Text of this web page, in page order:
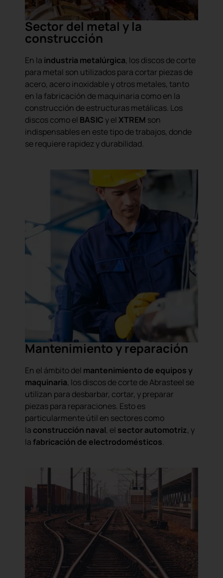
Sector del metal y la
construcción
En la industria metalúrgica, los discos de corte
para metal son utilizados para cortar piezas de
acero, acero inoxidable y otros metales, tanto
en la fabricación de maquinaria como en la
construcción de estructuras metálicas. Los
discos como el BASIC y el XTREM son
indispensables en este tipo de trabajos, donde
se requiere rapidez y durabilidad.
Mantenimiento y reparación
En el ámbito del mantenimiento de equipos y
maquinaria, los discos de corte de Abrasteel se
utilizan para desbarbar, cortar, y preparar
piezas para reparaciones. Esto es
particularmente útil en sectores como
la construcción naval, el sector automotriz, y
la fabricación de electrodomésticos.